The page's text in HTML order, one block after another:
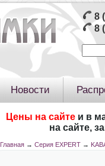
8
8
Новости
Цены на сайте и в
на сайте,
Главная →Серия EXPERT →